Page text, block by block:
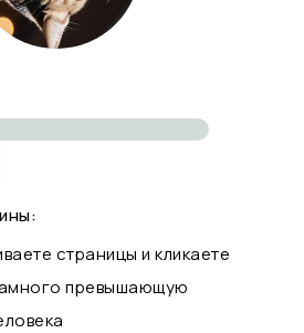
страницы и кликаете
превышающую